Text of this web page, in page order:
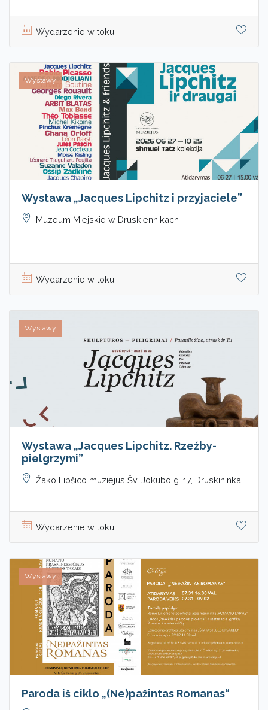
Wydarzenie w toku
Wystawy
Wystawa „Jacques Lipchitz i przyjaciele”
Muzeum Miejskie w Druskiennikach
Wydarzenie w toku
Wystawy
Wystawa „Jacques Lipchitz. Rzeźby-
pielgrzymi”
Žako Lipšico muziejus Šv. Jokūbo g. 17, Druskininkai
Wydarzenie w toku
Wystawy
Paroda iš ciklo „(Ne)pažintas Romanas“